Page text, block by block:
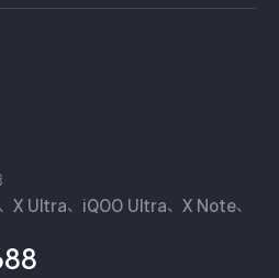
X Ultra、iQOO Ultra、X Note、